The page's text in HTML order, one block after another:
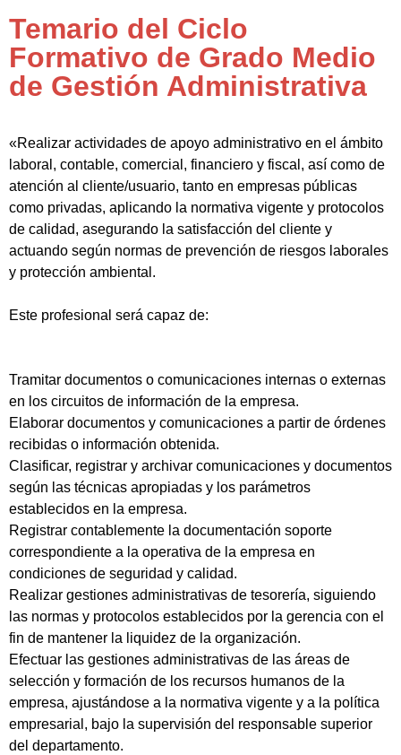
Temario del Ciclo
Formativo de Grado Medio
de Gestión Administrativa
«Realizar actividades de apoyo administrativo en el ámbito
laboral, contable, comercial, financiero y fiscal, así como de
atención al cliente/usuario, tanto en empresas públicas
como privadas, aplicando la normativa vigente y protocolos
de calidad, asegurando la satisfacción del cliente y
actuando según normas de prevención de riesgos laborales
y protección ambiental.
Este profesional será capaz de:
Tramitar documentos o comunicaciones internas o externas
en los circuitos de información de la empresa.
Elaborar documentos y comunicaciones a partir de órdenes
recibidas o información obtenida.
Clasificar, registrar y archivar comunicaciones y documentos
según las técnicas apropiadas y los parámetros
establecidos en la empresa.
Registrar contablemente la documentación soporte
correspondiente a la operativa de la empresa en
condiciones de seguridad y calidad.
Realizar gestiones administrativas de tesorería, siguiendo
las normas y protocolos establecidos por la gerencia con el
fin de mantener la liquidez de la organización.
Efectuar las gestiones administrativas de las áreas de
selección y formación de los recursos humanos de la
empresa, ajustándose a la normativa vigente y a la política
empresarial, bajo la supervisión del responsable superior
del departamento.